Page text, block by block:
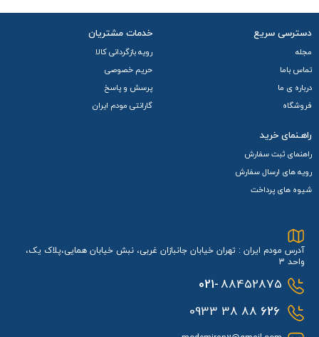
دسترسی سریع
مجله
تماس باما
درباره ی ما
فروشگاه
خدمات مشتریان
رویه بازگردانی کالا
حریم خصوصی
پرسش و پاسخ
گارانتی مودم ایران
راهـنمای خرید
راهنمای ثبت سفارش
رویه های ارسال سفارش
شیوه های پرداخت
آدرس مودم ایران : تهران خیابان جانبازان غربی، نبش خیابان همایی،پلاک یک،
واحد 3
021-88452875
626
88 38 0933